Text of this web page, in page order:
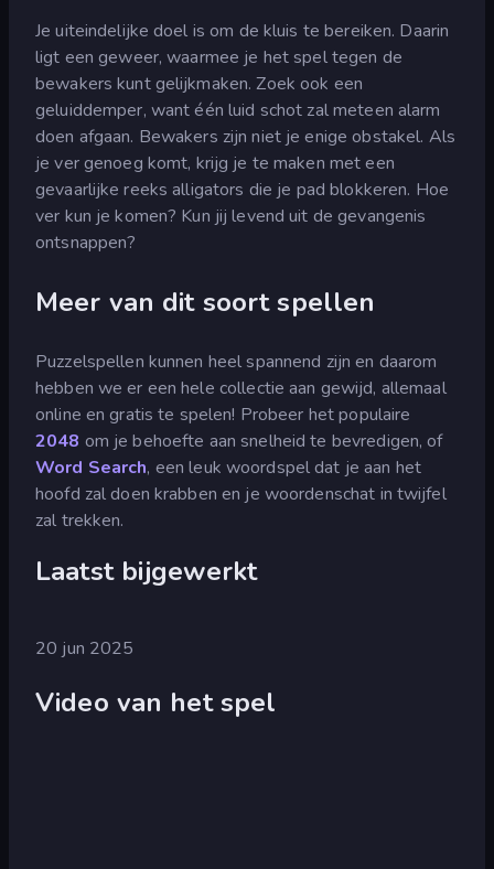
Je uiteindelijke doel is om de kluis te bereiken. Daarin
ligt een geweer, waarmee je het spel tegen de
bewakers kunt gelijkmaken. Zoek ook een
geluiddemper, want één luid schot zal meteen alarm
doen afgaan. Bewakers zijn niet je enige obstakel. Als
je ver genoeg komt, krijg je te maken met een
gevaarlijke reeks alligators die je pad blokkeren. Hoe
ver kun je komen? Kun jij levend uit de gevangenis
ontsnappen?
Meer van dit soort spellen
Puzzelspellen kunnen heel spannend zijn en daarom
hebben we er een hele collectie aan gewijd, allemaal
online en gratis te spelen! Probeer het populaire
2048 om je behoefte aan snelheid te bevredigen, of
Word Search, een leuk woordspel dat je aan het
hoofd zal doen krabben en je woordenschat in twijfel
zal trekken.
Laatst bijgewerkt
20 jun 2025
Video van het spel